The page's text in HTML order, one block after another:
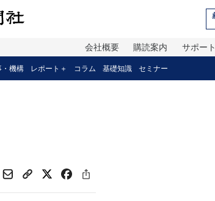
サポート
購読案内
会社概要
・機構 レポート＋ コラム 基礎知識 セミナー